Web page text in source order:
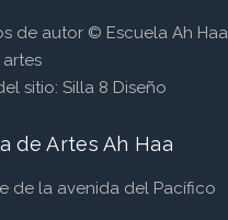
de autor © Escuela Ah Haa
sitio: Silla 8 Diseño
de Artes Ah Haa
de la avenida del Pacífico